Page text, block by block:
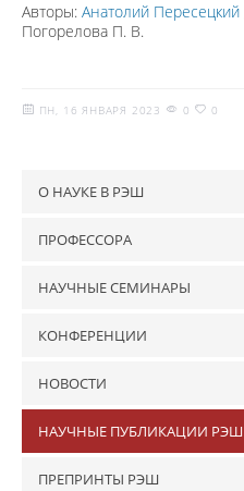
Авторы: Анатолий Пересецкий
Погорелова П. В.
ПН, 16 ЯНВАРЯ 2023 0 0
О НАУКЕ В РЭШ
ПРОФЕССОРА
НАУЧНЫЕ СЕМИНАРЫ
КОНФЕРЕНЦИИ
НОВОСТИ
НАУЧНЫЕ ПУБЛИКАЦИИ РЭШ
ПРЕПРИНТЫ РЭШ